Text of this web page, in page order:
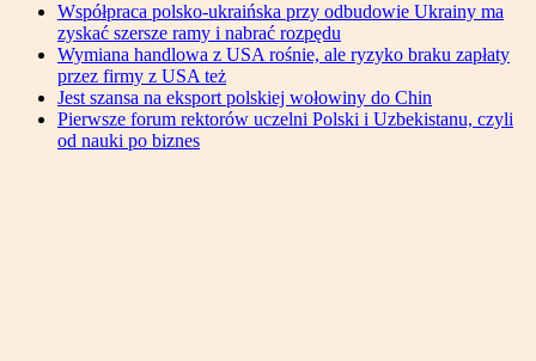
Współpraca polsko-ukraińska przy odbudowie Ukrainy ma
zyskać szersze ramy i nabrać rozpędu
Wymiana handlowa z USA rośnie, ale ryzyko braku zapłaty
przez firmy z USA też
Jest szansa na eksport polskiej wołowiny do Chin
Pierwsze forum rektorów uczelni Polski i Uzbekistanu, czyli
od nauki po biznes